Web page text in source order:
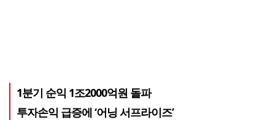
1분기 순익 1조2000억원 돌파
투자손익 급증에 ‘어닝 서프라이즈’